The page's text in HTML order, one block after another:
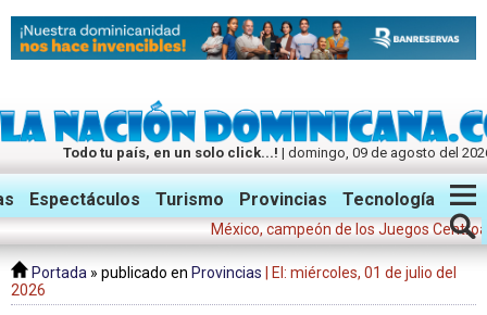
Todo tu país, en un solo click...! | domingo, 09 de agosto del
Twitter Facebook Instagram
Espectáculos Turismo Provincias Tecnología
México, campeón de los Juegos
Portada » publicado en Provincias
| El: miércoles, 01 de julio del
2026